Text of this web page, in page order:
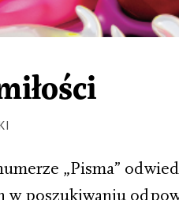
„Pisma”
w poszukiwaniu